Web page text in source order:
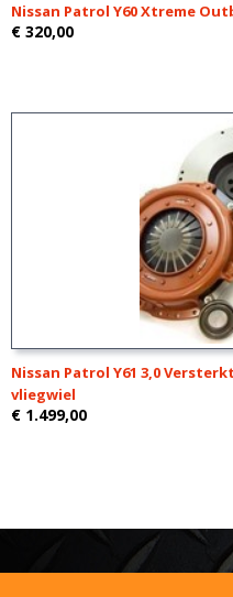
Nissan Patrol Y60 Xtreme
€ 320,00
Nissan Patrol Y61 3,0
vliegwiel
€ 1.499,00